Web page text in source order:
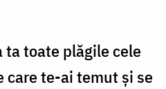
ta toate plăgile cele
care te-ai temut şi se